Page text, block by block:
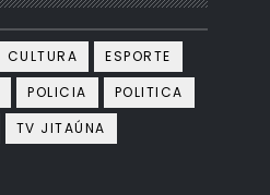
CULTURA
ESPORTE
POLICIA
POLITICA
TV JITAÚNA